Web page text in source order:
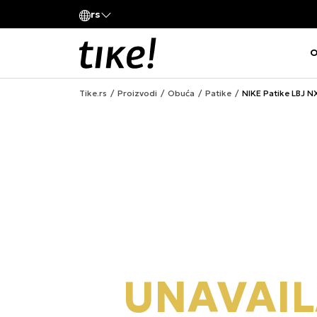
rs
Tike.rs Proizvodi Obuća Patike NIKE Patike LBJ